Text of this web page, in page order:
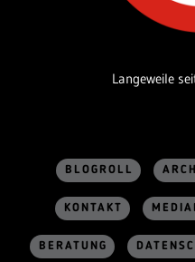
Langeweile
BLOGROLL
KONTAKT
BERATUNG